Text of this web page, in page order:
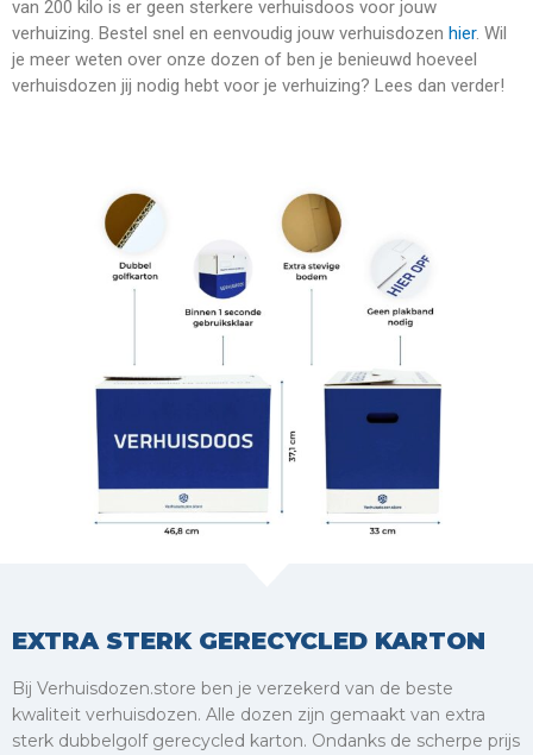
van 200 kilo is er geen sterkere verhuisdoos voor jouw
verhuizing. Bestel snel en eenvoudig jouw verhuisdozen hier. Wil
je meer weten over onze dozen of ben je benieuwd hoeveel
verhuisdozen jij nodig hebt voor je verhuizing? Lees dan verder!
EXTRA STERK GERECYCLED KARTON
Bij Verhuisdozen.store ben je verzekerd van de beste
kwaliteit verhuisdozen. Alle dozen zijn gemaakt van extra
sterk dubbelgolf gerecycled karton. Ondanks de scherpe prijs